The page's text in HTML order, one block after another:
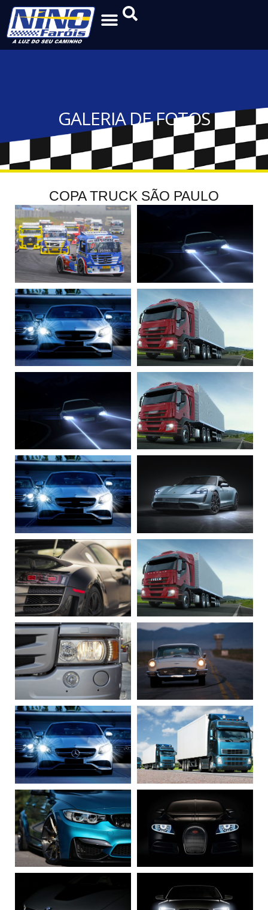
GALERIA DE FOTOS
COPA TRUCK SÃO PAULO